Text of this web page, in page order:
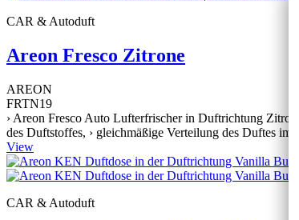
CAR & Autoduft
Areon Fresco Zitrone
AREON
FRTN19
› Areon Fresco Auto Lufterfrischer in Duftrichtung
des Duftstoffes, › gleichmäßige Verteilung des Duftes
View
CAR & Autoduft